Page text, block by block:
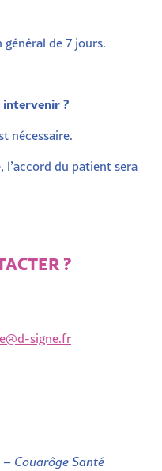
de 7 jours.
intervenir ?
nécessaire.
l’accord du patient sera
?
signe.fr
Couarôge Santé